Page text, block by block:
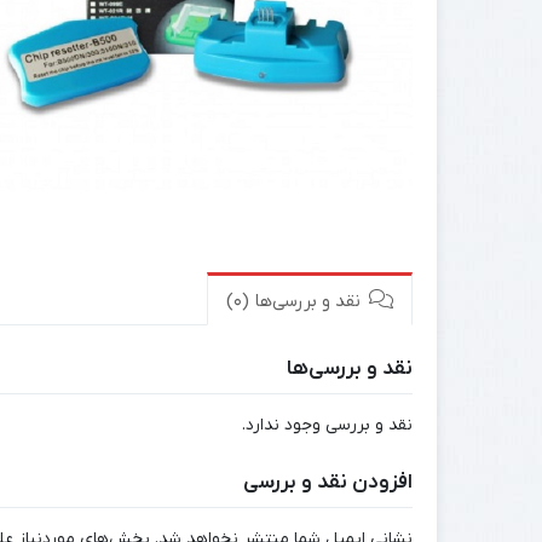
نقد و بررسی‌ها (0)
نقد و بررسی‌ها
نقد و بررسی وجود ندارد.
افزودن نقد و بررسی